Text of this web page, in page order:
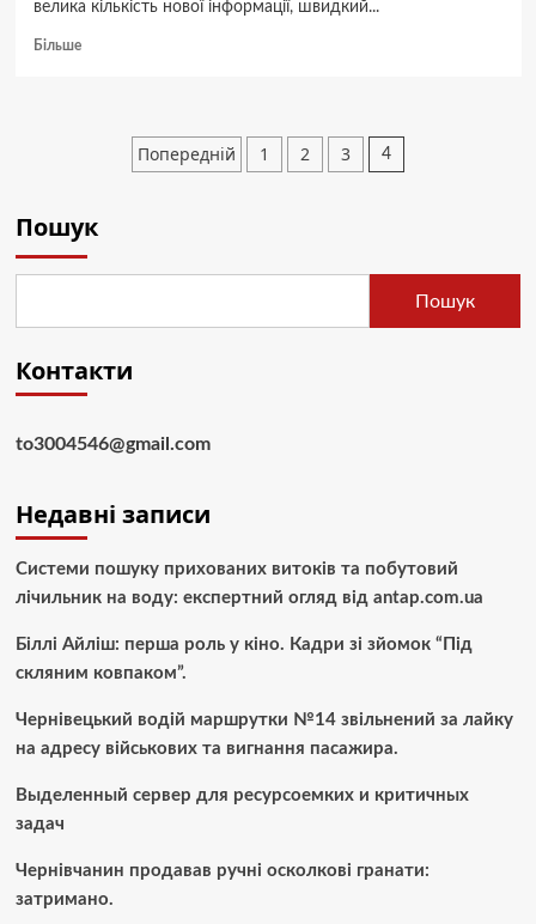
велика кількість нової інформації, швидкий...
БільшеДокладніше
занять
Пагінація
Попередній 1 2 3 4
Пошук
Пошук
Контакти
to3004546@gmail.com
Недавні записи
Системи пошуку прихованих витоків та побутовий
лічильник на воду: експертний огляд від antap.com.ua
Біллі Айліш: перша роль у кіно. Кадри зі зйомок “Під
скляним ковпаком”.
Чернівецький водій маршрутки №14 звільнений за лайку
на адресу військових та вигнання пасажира.
Выделенный сервер для ресурсоемких и критичных
задач
Чернівчанин продавав ручні осколкові гранати:
затримано.